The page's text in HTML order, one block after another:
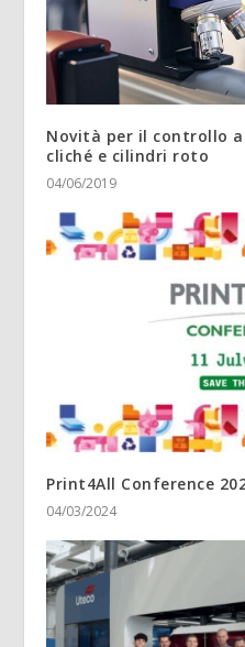
Novità per il controllo
cliché e cilindri roto
04/06/2019
Print4All Conference
04/03/2024